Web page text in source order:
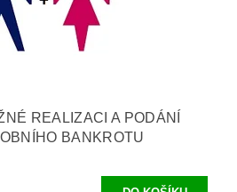
REALIZACI A PODÁNÍ
BANKROTU